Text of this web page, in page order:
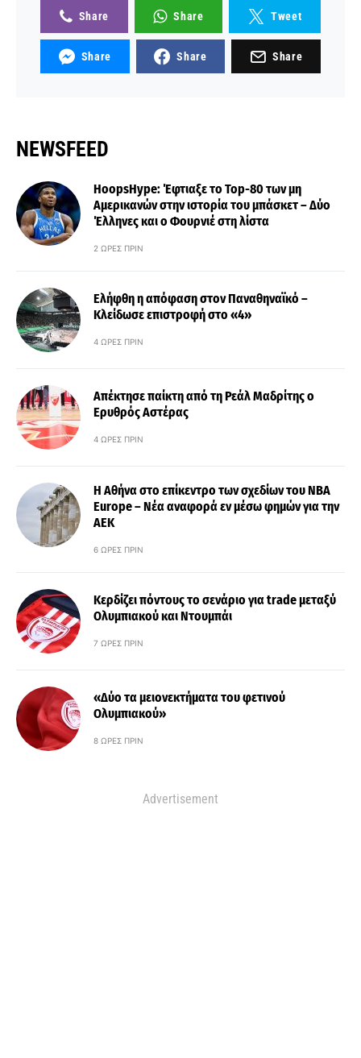
Share Share Tweet
Share Share Share
NEWSFEED
HoopsHype: Έφτιαξε το Top-80 των μη
Αμερικανών στην ιστορία του μπάσκετ – Δύο
Έλληνες και ο Φουρνιέ στη λίστα
2 ΏΡΕΣ ΠΡΙΝ
Ελήφθη η απόφαση στον Παναθηναϊκό –
Κλείδωσε επιστροφή στο «4»
4 ΏΡΕΣ ΠΡΙΝ
Απέκτησε παίκτη από τη Ρεάλ Μαδρίτης ο
Ερυθρός Αστέρας
4 ΏΡΕΣ ΠΡΙΝ
Η Αθήνα στο επίκεντρο των σχεδίων του NBA
Europe – Νέα αναφορά εν μέσω φημών για την
ΑΕΚ
6 ΏΡΕΣ ΠΡΙΝ
Κερδίζει πόντους το σενάριο για trade μεταξύ
Ολυμπιακού και Ντουμπάι
7 ΏΡΕΣ ΠΡΙΝ
«Δύο τα μειονεκτήματα του φετινού
Ολυμπιακού»
8 ΏΡΕΣ ΠΡΙΝ
Advertisement